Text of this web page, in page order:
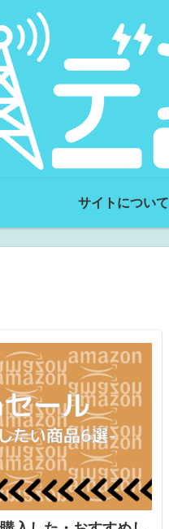
サイトについて